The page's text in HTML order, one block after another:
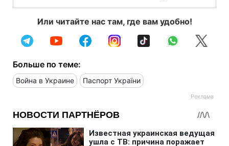
Или читайте нас там, где вам удобно!
Больше по теме:
Война в Украине Паспорт України